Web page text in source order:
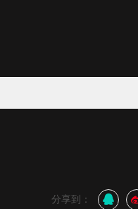
分享到：